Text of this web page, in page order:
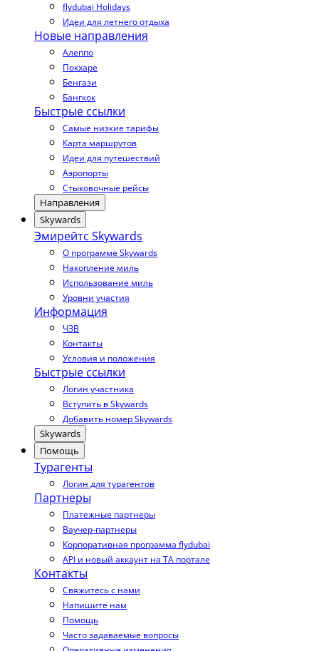
flydubai Holidays
Идеи для летнего отдыха
Новые направления
Алеппо
Покхаре
Бенгази
Бангкок
Быстрые ссылки
Самые низкие тарифы
Карта маршрутов
Идеи для путешествий
Аэропорты
Стыковочные рейсы
Направления
Skywards
Эмирейтс Skywards
О программе Skywards
Накопление миль
Использование миль
Уровни участия
Информация
ЧЗВ
Контакты
Условия и положения
Быстрые ссылки
Логин участника
Вступить в Skywards
Добавить номер Skywards
Skywards
Помощь
Турагенты
Логин для турагентов
Партнеры
Платежные партнеры
Ваучер-партнеры
Корпоративная программа flydubai
API и новый аккаунт на TA портале
Контакты
Свяжитесь с нами
Напишите нам
Помощь
Часто задаваемые вопросы